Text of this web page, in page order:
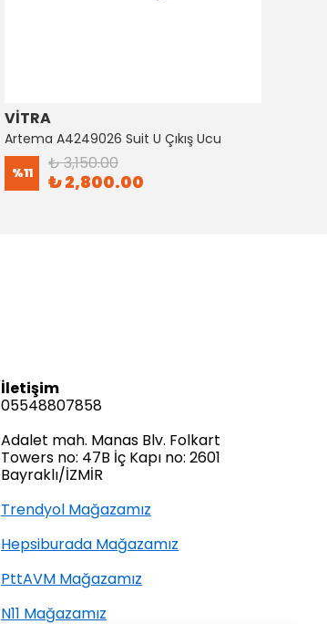
VİTRA
Artema A4249026 Suit U Çıkış Ucu
%11 ₺ 3,150.00
₺ 2,800.00
İletişim
05548807858
Adalet mah. Manas Blv. Folkart
Towers no: 47B İç Kapı no: 2601
Bayraklı/İZMİR
Trendyol Mağazamız
Hepsiburada Mağazamız
PttAVM Mağazamız
N11 Mağazamız